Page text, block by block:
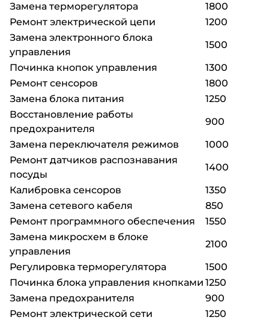
Замена терморегулятора
1800
Ремонт электрической цепи
1200
Замена электронного блока
управления
1500
Починка кнопок управления
1300
Ремонт сенсоров
1800
Замена блока питания
1250
Восстановление работы
предохранителя
900
Замена переключателя режимов
1000
Ремонт датчиков распознавания
посуды
1400
Калибровка сенсоров
1350
Замена сетевого кабеля
850
Ремонт программного обеспечения
1550
Замена микросхем в блоке
управления
2100
Регулировка терморегулятора
1500
Починка блока управления кнопками 1250
Замена предохранителя
900
Ремонт электрической сети
1250